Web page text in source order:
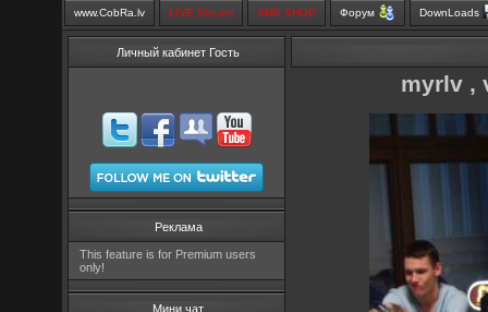
www.CobRa.lv LIVE Stream SMS SHOP Форум DownLoads
Личный кабинет Гость
Реклама
This feature is for Premium users
only!
Мини чат
myrlv ,